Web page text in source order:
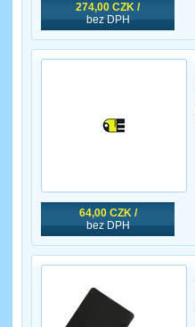
274,00 CZK /
bez DPH
64,00 CZK /
bez DPH